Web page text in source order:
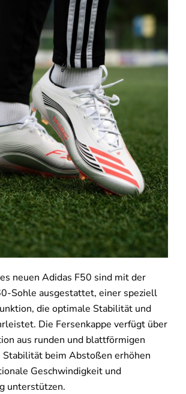
neuen Adidas F50 sind mit der
Sohle ausgestattet, einer speziell
die optimale Stabilität und
Die Fersenkappe verfügt über
aus runden und blattförmigen
beim Abstoßen erhöhen
Geschwindigkeit und
unterstützen.